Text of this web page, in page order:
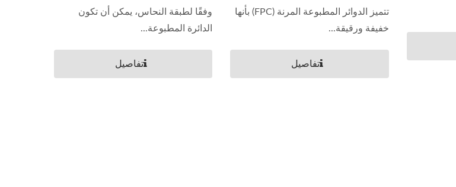
تتميز الدوائر المطبوعة المرنة (FPC) بأنها
خفيفة ورقيقة...
تفاصيل
وفقًا لطبقة النحاس، يمكن أن تكون
الدائرة المطبوعة...
تفاصيل